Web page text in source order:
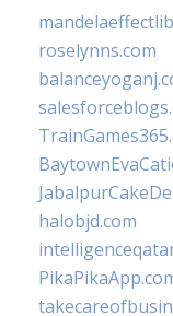
roselynns.com
halobjd.com